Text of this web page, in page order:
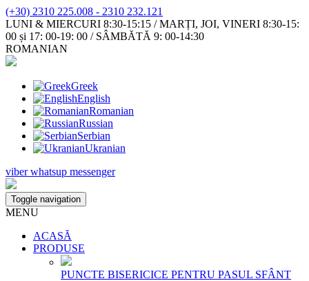
(+30) 2310 225.008 - 2310 232.121
LUNI & MIERCURI 8:30-15:15 / MARȚI, JOI, VINERI 8:30-15:
00 și 17: 00-19: 00 / SÂMBĂTĂ 9: 00-14:30
ROMANIAN
Greek
English
Romanian
Russian
Serbian
Ukranian
viber whatsup messenger
Toggle navigation
MENU
ACASĂ
PRODUSE
PUNCTE BISERICICE PENTRU PASUL SFÂNT